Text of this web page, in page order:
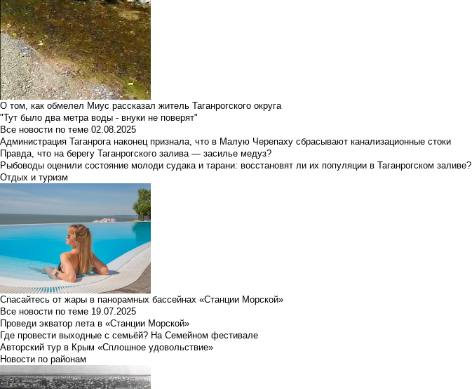
О том, как обмелел Миус рассказал житель Таганрогского округа
"Тут было два метра воды - внуки не поверят"
Все новости по теме 02.08.2025
Администрация Таганрога наконец признала, что в Малую Черепаху сбрасывают канализационные стоки
Правда, что на берегу Таганрогского залива — засилье медуз?
Рыбоводы оценили состояние молоди судака и тарани: восстановят ли их популяции в Таганрогском заливе?
Отдых и туризм
Спасайтесь от жары в панорамных бассейнах «Станции Морской»
Все новости по теме 19.07.2025
Проведи экватор лета в «Станции Морской»
Где провести выходные с семьёй? На Семейном фестивале
Авторский тур в Крым «Сплошное удовольствие»
Новости по районам